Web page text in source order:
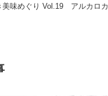
美味めぐり Vol.19 アルカロカ